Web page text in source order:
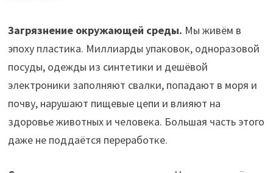
Загрязнение окружающей среды. Мы живём в
эпоху пластика. Миллиарды упаковок, одноразовой
посуды, одежды из синтетики и дешёвой
электроники заполняют свалки, попадают в моря и
почву, нарушают пищевые цепи и влияют на
здоровье животных и человека. Большая часть этого
даже не поддаётся переработке.